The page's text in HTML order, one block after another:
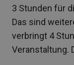
3 Stunden für
Das sind
verbringt 4
Veranstaltung.